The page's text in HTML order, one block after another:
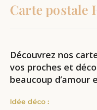
Carte postale
Découvrez nos
vos proches et
beaucoup d’amour
Idée déco :